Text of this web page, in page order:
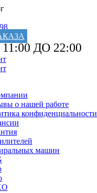
ДО 22:00
о нашей работе
конфиденциальности
машин